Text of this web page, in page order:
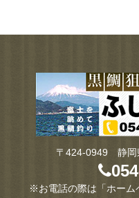
〒424-0949 静岡
※お電話の際は「ホーム